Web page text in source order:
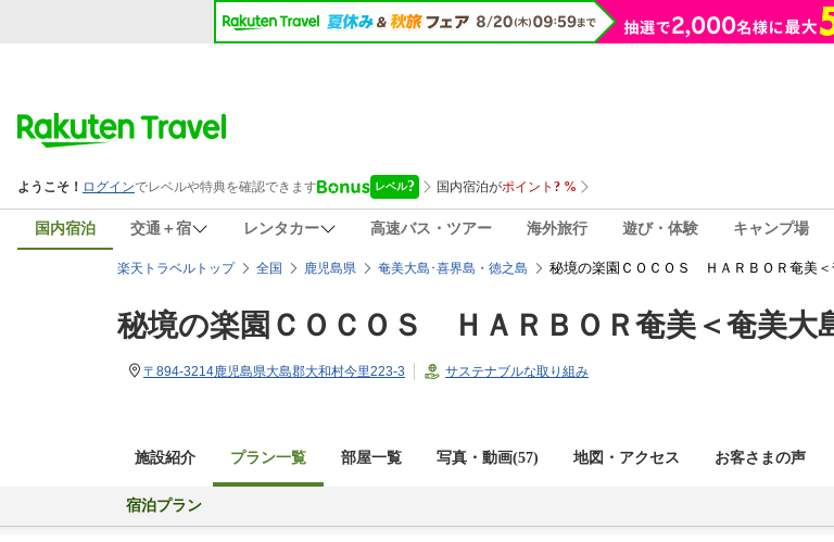
国内宿泊 交通＋宿 レンタカー 高速バス・ツアー 海外旅行 遊び・体験 キャンプ場
楽天トラベルトップ 全国 鹿児島県 奄美大島･喜界島・徳之島 秘境の楽園ＣＯＣＯＳ ＨＡＲＢＯＲ奄美
秘境の楽園ＣＯＣＯＳ ＨＡＲＢＯＲ奄美＜奄美大
〒894-3214鹿児島県大島郡大和村今里223-3 サステナブルな取り組み
施設紹介 プラン一覧 部屋一覧 写真・動画(57) 地図・アクセス お客さまの声
宿泊プラン